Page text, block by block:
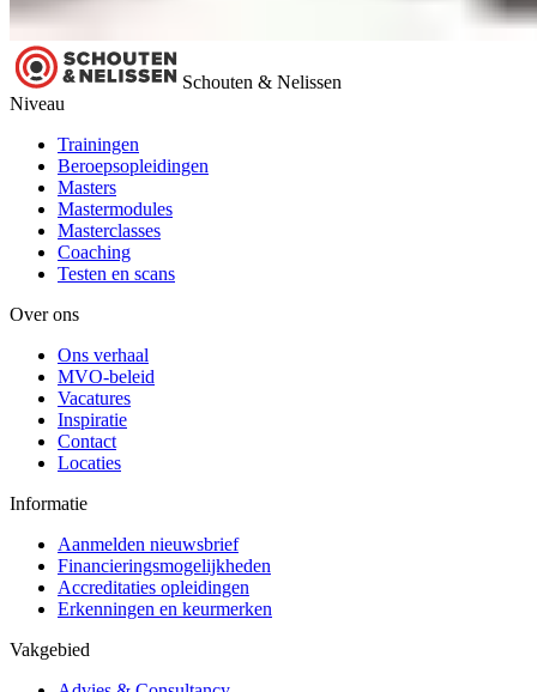
Schouten & Nelissen
Niveau
Trainingen
Beroepsopleidingen
Masters
Mastermodules
Masterclasses
Coaching
Testen en scans
Over ons
Ons verhaal
MVO-beleid
Vacatures
Inspiratie
Contact
Locaties
Informatie
Aanmelden nieuwsbrief
Financieringsmogelijkheden
Accreditaties opleidingen
Erkenningen en keurmerken
Vakgebied